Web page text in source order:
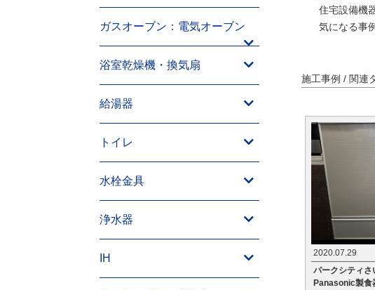
住宅設備機
気になる事
施工事例 / 関連
2020.07.29
パークシティさ
Panasonic製食
ガスオーブン：電気オーブン
浴室乾燥機・換気扇
給湯器
トイレ
水栓金具
浄水器
IH